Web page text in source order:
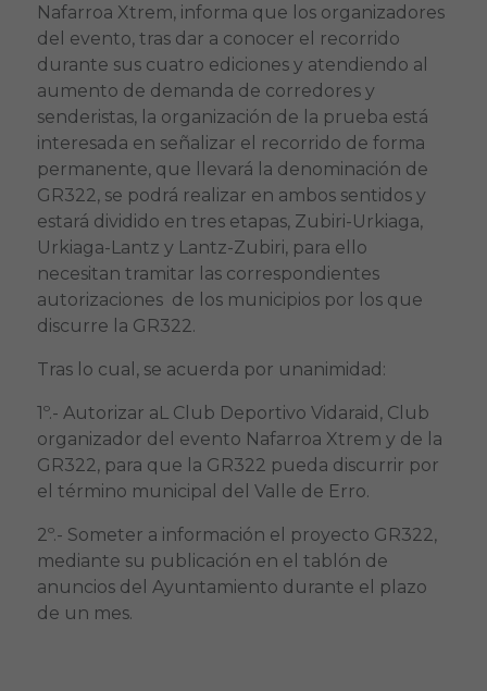
Nafarroa Xtrem, informa que los organizadores
del evento, tras dar a conocer el recorrido
durante sus cuatro ediciones y atendiendo al
aumento de demanda de corredores y
senderistas, la organización de la prueba está
interesada en señalizar el recorrido de forma
permanente, que llevará la denominación de
GR322, se podrá realizar en ambos sentidos y
estará dividido en tres etapas, Zubiri-Urkiaga,
Urkiaga-Lantz y Lantz-Zubiri, para ello
necesitan tramitar las correspondientes
autorizaciones de los municipios por los que
discurre la GR322.
Tras lo cual, se acuerda por unanimidad:
1º.- Autorizar aL Club Deportivo Vidaraid, Club
organizador del evento Nafarroa Xtrem y de la
GR322, para que la GR322 pueda discurrir por
el término municipal del Valle de Erro.
2º.- Someter a información el proyecto GR322,
mediante su publicación en el tablón de
anuncios del Ayuntamiento durante el plazo
de un mes.